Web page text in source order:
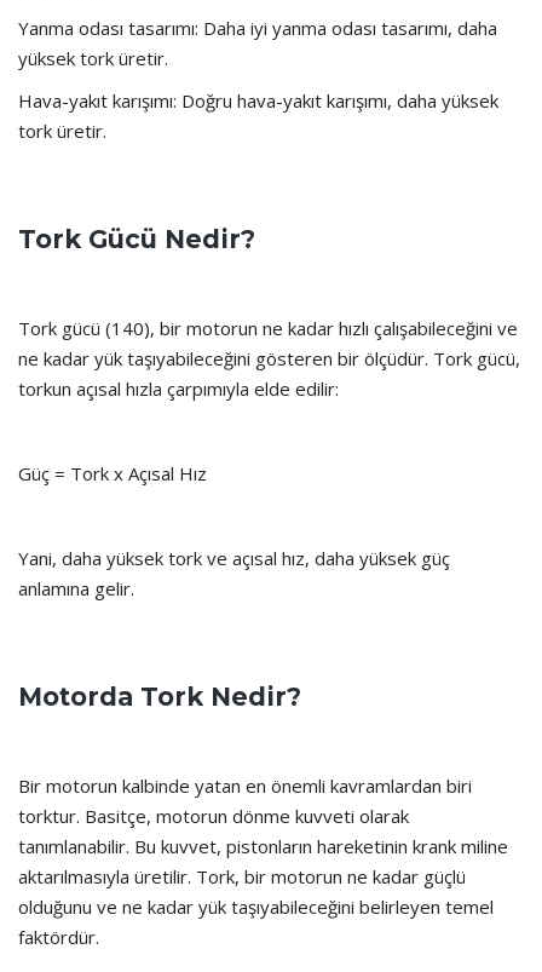
Yanma odası tasarımı: Daha iyi yanma odası tasarımı, daha
yüksek tork üretir.
Hava-yakıt karışımı: Doğru hava-yakıt karışımı, daha yüksek
tork üretir.
Tork Gücü Nedir?
Tork gücü (140), bir motorun ne kadar hızlı çalışabileceğini ve
ne kadar yük taşıyabileceğini gösteren bir ölçüdür. Tork gücü,
torkun açısal hızla çarpımıyla elde edilir:
Güç = Tork x Açısal Hız
Yani, daha yüksek tork ve açısal hız, daha yüksek güç
anlamına gelir.
Motorda Tork Nedir?
Bir motorun kalbinde yatan en önemli kavramlardan biri
torktur. Basitçe, motorun dönme kuvveti olarak
tanımlanabilir. Bu kuvvet, pistonların hareketinin krank miline
aktarılmasıyla üretilir. Tork, bir motorun ne kadar güçlü
olduğunu ve ne kadar yük taşıyabileceğini belirleyen temel
faktördür.